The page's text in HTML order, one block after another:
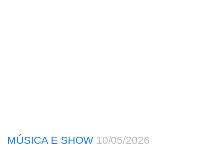
MÚSICA E SHOW 10/05/2026